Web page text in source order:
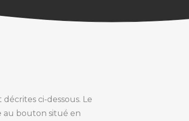
ci-dessous. Le
bouton situé en